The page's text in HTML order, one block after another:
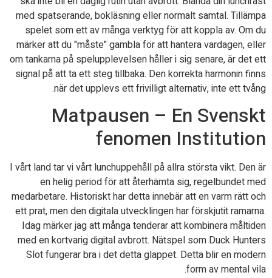
med spatserande, bokläsning eller normalt samtal. Tillämpa
spelet som ett av många verktyg för att koppla av. Om du
märker att du "måste" gambla för att hantera vardagen, eller
om tankarna på spelupplevelsen håller i sig senare, är det ett
signal på att ta ett steg tillbaka. Den korrekta harmonin finns
när det upplevs ett frivilligt alternativ, inte ett tvång.
Matpausen – En Svenskt
fenomen Institution
I vårt land tar vi vårt lunchuppehåll på allra största vikt. Den är
en helig period för att återhämta sig, regelbundet med
medarbetare. Historiskt har detta innebär att en varm rätt och
ett prat, men den digitala utvecklingen har förskjutit ramarna.
Idag märker jag att många tenderar att kombinera måltiden
med en kortvarig digital avbrott. Nätspel som Duck Hunters
Slot fungerar bra i det detta glappet. Detta blir en modern
form av mental vila.